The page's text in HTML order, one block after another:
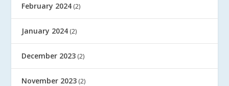
February 2024 (2)
January 2024 (2)
December 2023 (2)
November 2023 (2)